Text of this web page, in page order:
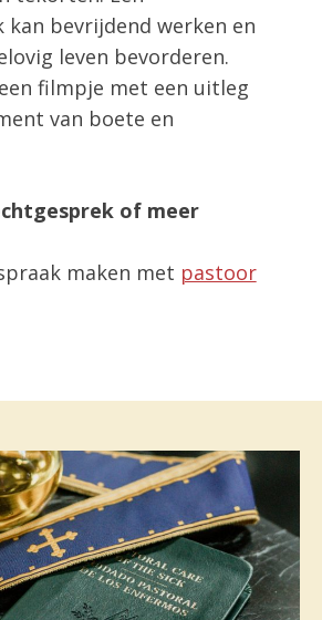
kan bevrijdend werken en
leven bevorderen.
filmpje met een uitleg
van boete en
of meer
maken met pastoor